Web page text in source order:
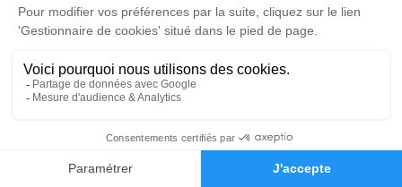
Faire-part Hommages
l'inhumation.
Un service de plantation d’arbre hommage est
Je rends hommage